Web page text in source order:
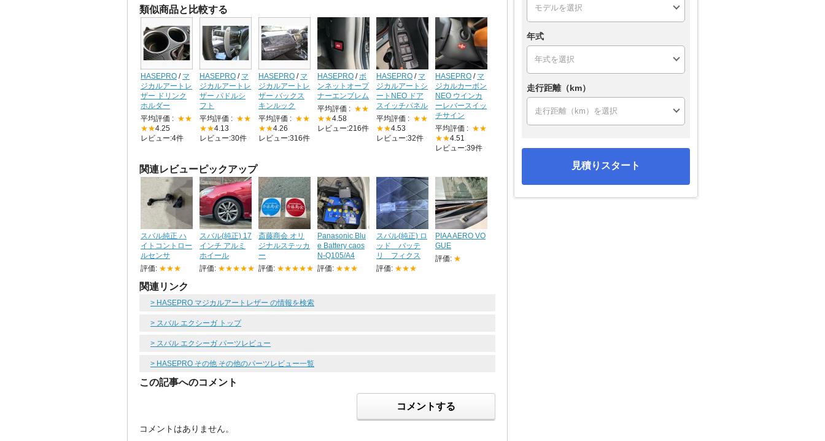
類似商品と比較する
HASEPRO / マ
ジカルアートレ
ザー ドリンク
ホルダー
平均評価 : ★★
★★4.25
レビュー:4件
HASEPRO / マ
ジカルアートレ
ザー パドルシ
フト
平均評価 : ★★
★★4.13
レビュー:30件
HASEPRO / マ
ジカルアートレ
ザー バックス
キンルック
平均評価 : ★★
★★4.26
レビュー:316件
HASEPRO / ボ
ンネットオープ
ナーエンブレム
平均評価 : ★★
★★4.58
レビュー:216件
HASEPRO / マ
ジカルアートシ
ートNEO ドア
スイッチパネル
平均評価 : ★★
★★4.53
レビュー:32件
HASEPRO / マ
ジカルカーボン
NEO ウインカ
ーレバースイッ
チサイン
平均評価 : ★★
★★4.51
レビュー:39件
関連レビューピックアップ
スバル純正 ハ
イトコントロー
ルセンサ
評価: ★★★
スバル(純正) 17
インチ アルミ
ホイール
評価: ★★★★★
斎藤商会 オリ
ジナルステッカ
ー
評価: ★★★★★
Panasonic Blu
e Battery caos
N-Q105/A4
評価: ★★★
スバル(純正) ロ
ッド バッテ
リ フィクス
評価: ★★★
PIAA AERO VO
GUE
評価: ★
関連リンク
> HASEPRO マジカルアートレザー の情報を検索
> スバル エクシーガ トップ
> スバル エクシーガ パーツレビュー
> HASEPRO その他 その他のパーツレビュー一覧
この記事へのコメント
コメントする
コメントはありません。
年式
走行距離（km）
見積りスタート